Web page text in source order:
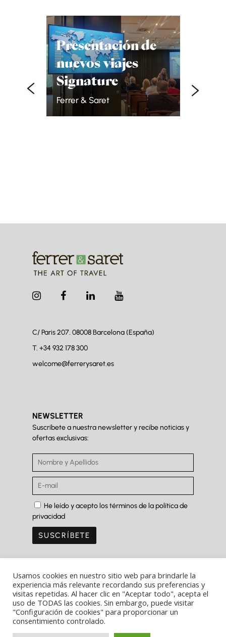
Presentación de
nuevos viajes
Signature
Ferrer & Saret
C/ Paris 207. 08008Barcelona (España)
T. +34 932 178 300
welcome@ferrerysaret.es
NEWSLETTER
Suscríbete a nuestra newsletter y recibe noticias y
ofertas exclusivas:
He leído y acepto los términos de la política de
privacidad
Copyright Ⓒ Ferrer&Saret 2022
Aviso legal
Usamos cookies en nuestro sitio web para brindarle la
experiencia más relevante recordando sus preferencias y
visitas repetidas. Al hacer clic en "Aceptar todo", acepta el
uso de TODAS las cookies. Sin embargo, puede visitar
"Configuración de cookies" para proporcionar un
consentimiento controlado.